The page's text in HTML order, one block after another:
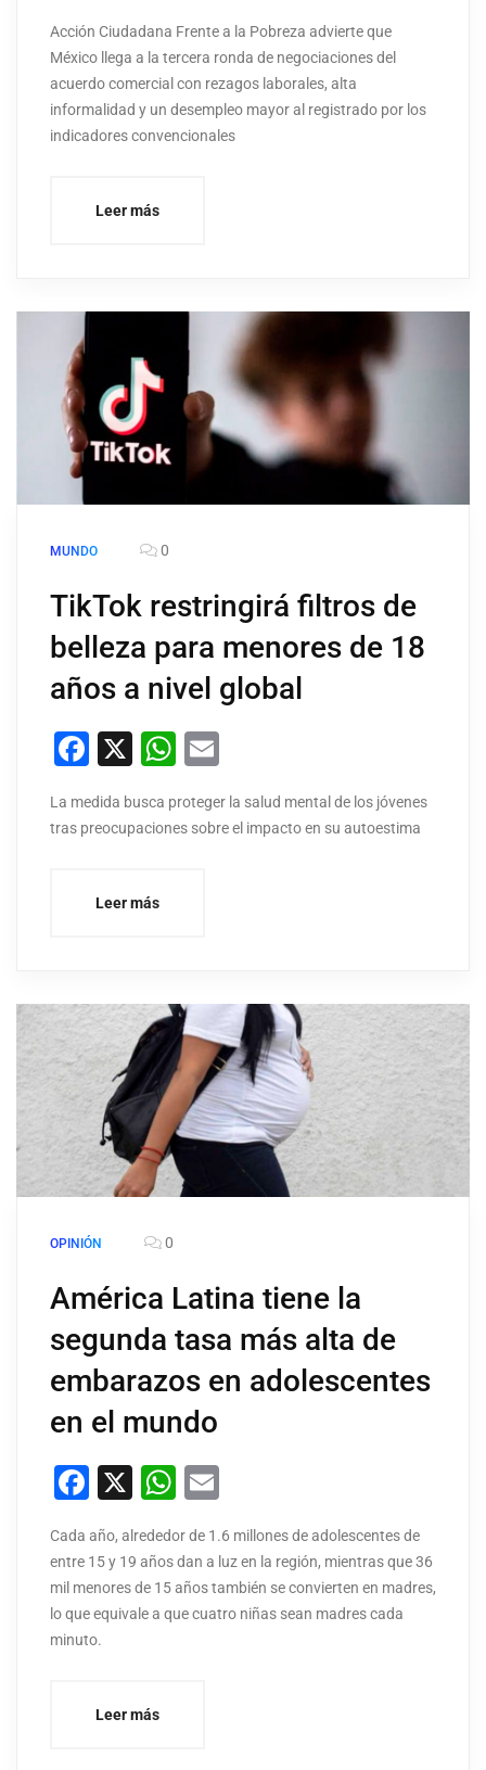
Acción Ciudadana Frente a la Pobreza advierte que
México llega a la tercera ronda de negociaciones del
acuerdo comercial con rezagos laborales, alta
informalidad y un desempleo mayor al registrado por los
indicadores convencionales
Leer más
MUNDO 0
TikTok restringirá filtros de
belleza para menores de 18
años a nivel global
Facebook
X WhatsApp
La medida busca proteger la salud mental de los jóvenes
tras preocupaciones sobre el impacto en su autoestima
Leer más
OPINIÓN 0
América Latina tiene la
segunda tasa más alta de
embarazos en adolescentes
en el mundo
Facebook
X WhatsApp
Cada año, alrededor de 1.6 millones de adolescentes de
entre 15 y 19 años dan a luz en la región, mientras que 36
mil menores de 15 años también se convierten en madres,
lo que equivale a que cuatro niñas sean madres cada
minuto.
Leer más